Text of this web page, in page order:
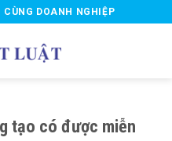
DOANH NGHIỆP
tạo có được miễn